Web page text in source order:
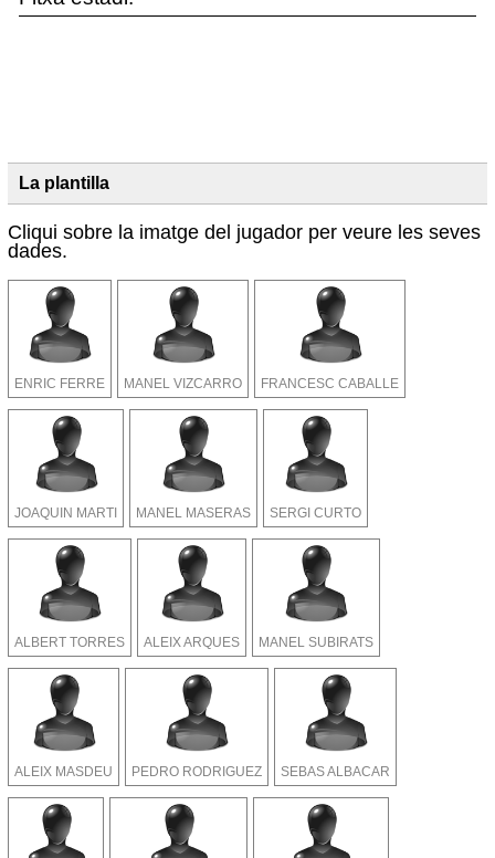
La plantilla
Cliqui sobre la imatge del jugador per veure les seves
dades.
ENRIC FERRE MANEL VIZCARRO FRANCESC CABALLE
JOAQUIN MARTI MANEL MASERAS SERGI CURTO
ALBERT TORRES ALEIX ARQUES MANEL SUBIRATS
ALEIX MASDEU PEDRO RODRIGUEZ SEBAS ALBACAR